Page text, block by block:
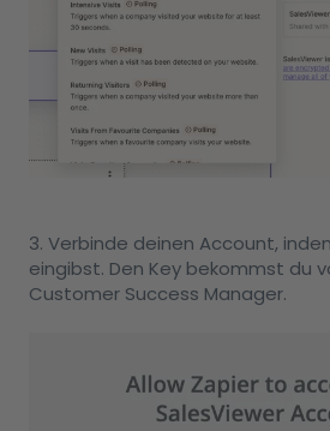
3. Verbinde deinen Account,
eingibst. Den Key bekommst du
Customer Success Manager.